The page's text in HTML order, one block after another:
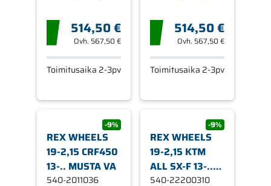
514,50 €
Ovh. 567,50 €
Toimitusaika 2-3pv
514,50 €
Ovh. 567,50 €
Toimitusaika 2-3pv
-9%
REX WHEELS
19-2,15 CRF450
13-.. MUSTA VA
540-2011036
-9%
REX WHEELS
19-2,15 KTM
ALL SX-F 13-..
MU
540-22200310